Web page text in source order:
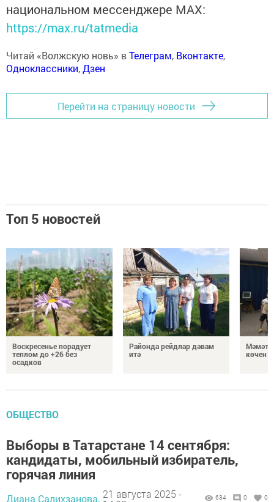
национальном мессенджере MАХ:
https://max.ru/tatmedia
Читай «Волжскую новь» вТелеграм, Вконтакте,
Одноклассники,Дзен
Перейти на страницу новости
Топ 5 новостей
Воскресенье порадует
теплом до +26 без
осадков
Районда рейдлар дәвам
итә
көчен
ОБЩЕСТВО
Выборы в Татарстане 14 сентября:
кандидаты, мобильный избиратель,
горячая линия
Диана Салихзанова, 21 августа 2025 -
634 0 0